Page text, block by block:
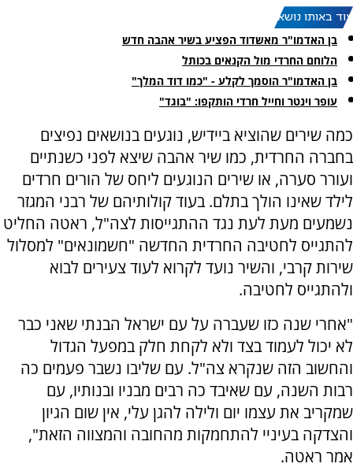
עוד באותו נושא:
בן האדמו"ר מאשדוד הפציע בשיר אהבה חדש
הלוחם החרדי מול הקנאים בכותל
בן האדמו"ר הוסמך לקלע - "כמו דוד המלך"
עופר וינטר וחייל חרדי הותקפו: "בוגד"
כמה שירים שהוציא ביידיש, נוגעים בנושאים נפיצים
בחברה החרדית, כמו שיר אהבה שיצא לפני כשנתיים
ועורר סערה, או שירים הנוגעים ליחס של הורים חרדים
לילד שאינו הולך בתלם. בעוד קולותיהם של רבני המגזר
נשמעים מעת לעת נגד ההתגייסות לצה"ל, ראטה החליט
להתגייס לחטיבה החרדית החדשה "חשמונאים" למסלול
שירות קרבי, והשיר נועד לקרוא לעוד צעירים לבוא
ולהתגייס לחטיבה.
"אחרי שנה כזו שעברה על עם ישראל הבנתי שאני כבר
לא יכול לעמוד בצד ולא לקחת חלק במפעל הגדול
והחשוב הזה שנקרא צה"ל. עם שליבו נשבר פעמים כה
רבות השנה, עם שאיבד כה רבים מבניו ובנותיו, עם
שמקריב את עצמו יום ולילה להגן עלי, אין שום הגיון
והצדקה בעיניי להתחמקות מהחובה והמצווה הזאת",
אמר ראטה.